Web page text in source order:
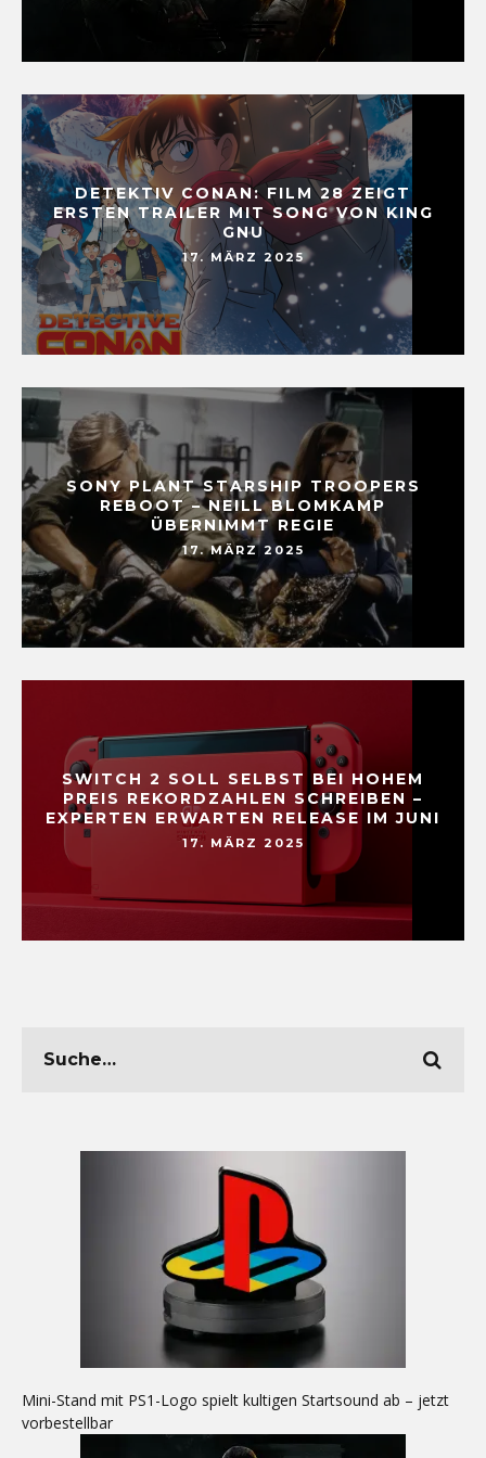
DETEKTIV CONAN: FILM 28 ZEIGT
ERSTEN TRAILER MIT SONG VON KING
GNU
17. MÄRZ 2025
SONY PLANT STARSHIP TROOPERS
REBOOT – NEILL BLOMKAMP
ÜBERNIMMT REGIE
17. MÄRZ 2025
SWITCH 2 SOLL SELBST BEI HOHEM
PREIS REKORDZAHLEN SCHREIBEN –
EXPERTEN ERWARTEN RELEASE IM JUNI
17. MÄRZ 2025
Mini-Stand mit PS1-Logo spielt kultigen Startsound ab – jetzt
vorbestellbar